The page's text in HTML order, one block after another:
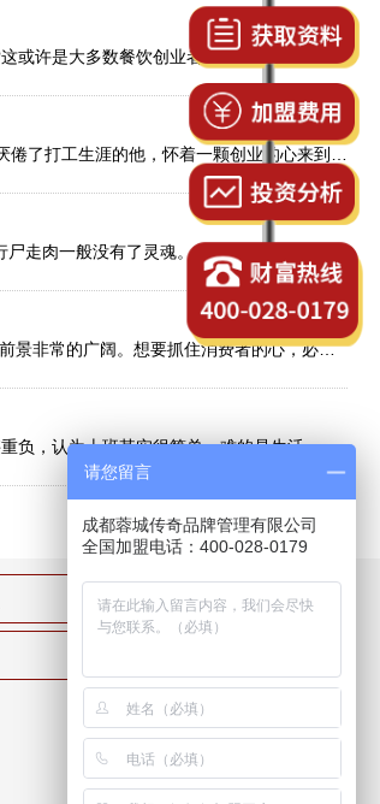
成都青白江冒菜加盟店于8月11日成功签约 随着市场的发展，冒菜行业的势头空前高涨，在大小城市或者乡镇，都能看见吃的冒菜的影子，它的市场前景非常的广阔。想要抓住消费者的心，必须要先抓住他们的胃，在冒菜加盟市场中，
蓉城传奇冒菜加盟项目四店齐签，势不可挡、赢战7月! 生活处处有不同，但是处处又有相同，创业也是如此。面对生活的压力吗，很多人都不堪重负，认为上班其实很简单，难的是生活，在这样的困境下，如何摆脱成为了更
请您留言
成都蓉城传奇品牌管理有限公司
全国加盟电话：400-028-0179